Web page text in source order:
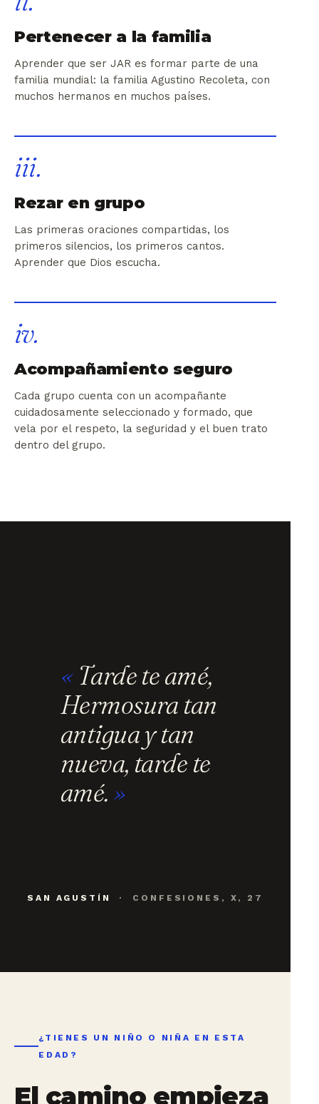
Pertenecer a la familia
Aprender que ser JAR es formar parte de una
familia mundial: la familia Agustino Recoleta, con
muchos hermanos en muchos países.
iii.
Rezar en grupo
Las primeras oraciones compartidas, los
primeros silencios, los primeros cantos.
Aprender que Dios escucha.
iv.
Acompañamiento seguro
Cada grupo cuenta con un acompañante
cuidadosamente seleccionado y formado, que
vela por el respeto, la seguridad y el buen trato
dentro del grupo.
Tarde te amé,
Hermosura tan
antigua y tan
nueva, tarde te
amé.
SAN AGUSTÍN · CONFESIONES, X, 27
¿TIENES UN NIÑO O NIÑA EN ESTA
EDAD?
El camino empieza